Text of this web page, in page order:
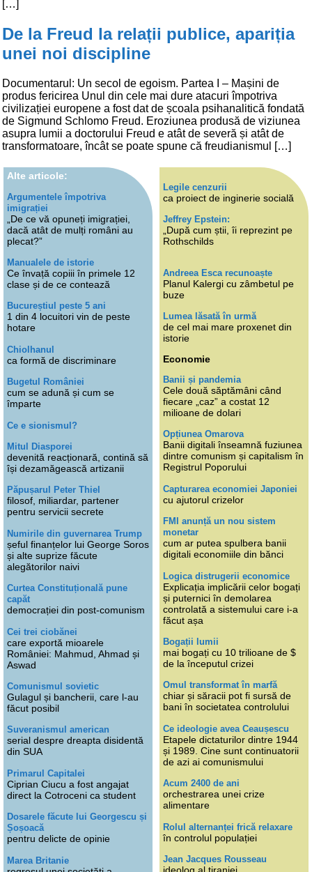
[…]
De la Freud la relații publice, apariția
unei noi discipline
Documentarul: Un secol de egoism. Partea I – Mașini de
produs fericirea Unul din cele mai dure atacuri împotriva
civilizației europene a fost dat de școala psihanalitică fondată
de Sigmund Schlomo Freud. Eroziunea produsă de viziunea
asupra lumii a doctorului Freud e atât de severă și atât de
transformatoare, încât se poate spune că freudianismul […]
Alte articole:
Argumentele împotriva
imigrației
„De ce vă opuneți imigrației,
dacă atât de mulți români au
plecat?”
Manualele de istorie
Ce învață copiii în primele 12
clase și de ce contează
Bucureștiul peste 5 ani
1 din 4 locuitori vin de peste
hotare
Chiolhanul
ca formă de discriminare
Bugetul României
cum se adună și cum se
împarte
Ce e sionismul?
Mitul Diasporei
devenită reacționară, contină să
își dezamăgească artizanii
Păpușarul Peter Thiel
filosof, miliardar, partener
pentru servicii secrete
Numirile din guvernarea Trump
șeful finanțelor lui George Soros
și alte suprize făcute
alegătorilor naivi
Curtea Constituțională pune
capăt
democrației din post-comunism
Cei trei ciobănei
care exportă mioarele
României: Mahmud, Ahmad și
Aswad
Comunismul sovietic
Gulagul și bancherii, care l-au
făcut posibil
Suveranismul american
serial despre dreapta disidentă
din SUA
Primarul Capitalei
Ciprian Ciucu a fost angajat
direct la Cotroceni ca student
Dosarele făcute lui Georgescu și
Șoșoacă
pentru delicte de opinie
Marea Britanie
Legile cenzurii
ca proiect de inginerie socială
Jeffrey Epstein:
„După cum știi, îi reprezint pe
Rothschilds
Andreea Esca recunoaște
Planul Kalergi cu zâmbetul pe
buze
Lumea lăsată în urmă
de cel mai mare proxenet din
istorie
Economie
Banii și pandemia
Cele două săptămâni când
fiecare „caz” a costat 12
milioane de dolari
Opțiunea Omarova
Banii digitali înseamnă fuziunea
dintre comunism și capitalism în
Registrul Poporului
Capturarea economiei Japoniei
cu ajutorul crizelor
FMI anunță un nou sistem
monetar
cum ar putea spulbera banii
digitali economiile din bănci
Logica distrugerii economice
Explicația implicării celor bogați
și puternici în demolarea
controlată a sistemului care i-a
făcut așa
Bogații lumii
mai bogați cu 10 trilioane de $
de la începutul crizei
Omul transformat în marfă
chiar și săracii pot fi sursă de
bani în societatea controlului
Ce ideologie avea Ceaușescu
Etapele dictaturilor dintre 1944
și 1989. Cine sunt continuatorii
de azi ai comunismului
Acum 2400 de ani
orchestrarea unei crize
alimentare
Rolul alternanței frică relaxare
în controlul populației
Jean Jacques Rousseau